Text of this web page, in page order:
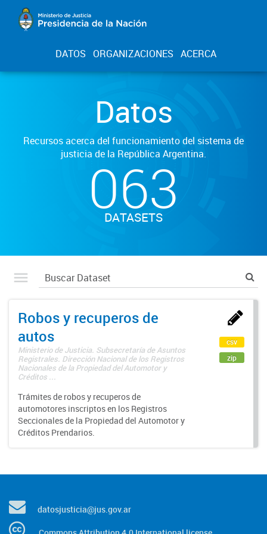
DATOS ORGANIZACIONES ACERCA
Datos
Recursos acerca del funcionamiento del sistema de
justicia de la República Argentina.
063
DATASETS
Robos y recuperos de
autos
Ministerio de Justicia. Subsecretaría de Asuntos
Registrales. Dirección Nacional de los Registros
Nacionales de la Propiedad del Automotor y
Créditos ...
Trámites de robos y recuperos de
automotores inscriptos en los Registros
Seccionales de la Propiedad del Automotor y
Créditos Prendarios.
csv
zip
datosjusticia@jus.gov.ar